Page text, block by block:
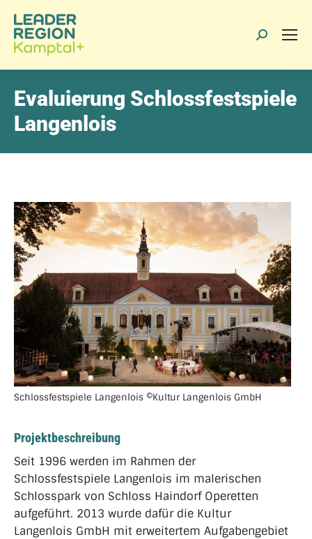
Search:
Evaluierung Schlossfestspiele
Langenlois
Schlossfestspiele Langenlois ©Kultur Langenlois GmbH
Projektbeschreibung
Seit 1996 werden im Rahmen der
Schlossfestspiele Langenlois im malerischen
Schlosspark von Schloss Haindorf Operetten
aufgeführt. 2013 wurde dafür die Kultur
Langenlois GmbH mit erweitertem Aufgabengebiet